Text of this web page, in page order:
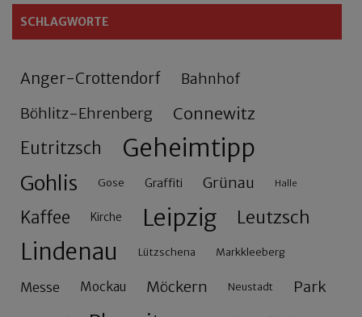
SCHLAGWORTE
Anger-Crottendorf Bahnhof
Böhlitz-Ehrenberg Connewitz
Eutritzsch Geheimtipp
Gohlis Gose Graffiti Grünau Halle
Kaffee Kirche Leipzig Leutzsch
Lindenau Lützschena Markkleeberg
Messe Mockau Möckern Neustadt Park